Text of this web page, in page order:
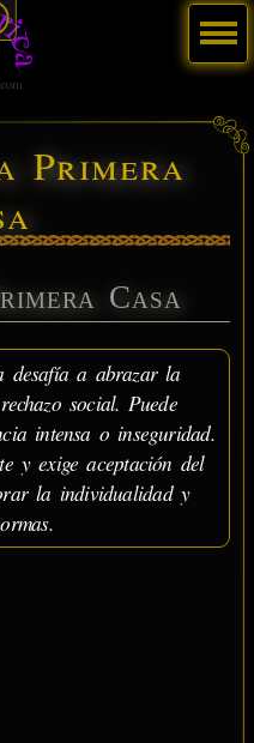
Primera
Casa
a abrazar la
social. Puede
intensa o inseguridad.
y exige aceptación del
la individualidad y
Menú